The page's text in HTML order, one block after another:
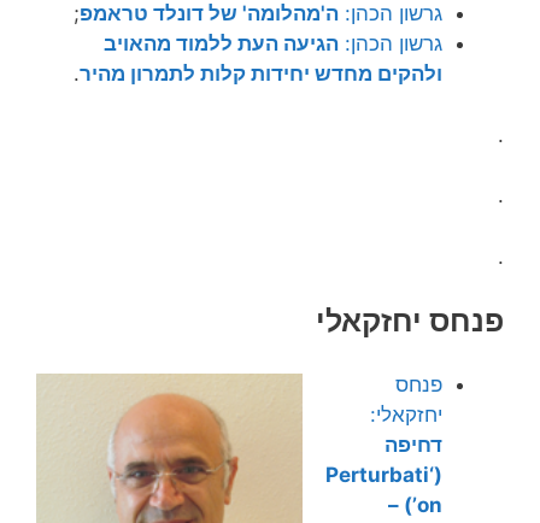
גרשון הכהן: ה'מהלומה' של דונלד טראמפ;
גרשון הכהן: הגיעה העת ללמוד מהאויב
ולהקים מחדש יחידות קלות לתמרון מהיר.
.
.
.
פנחס יחזקאלי
פנחס
יחזקאלי:
דחיפה
(‘Perturbati
on’) –